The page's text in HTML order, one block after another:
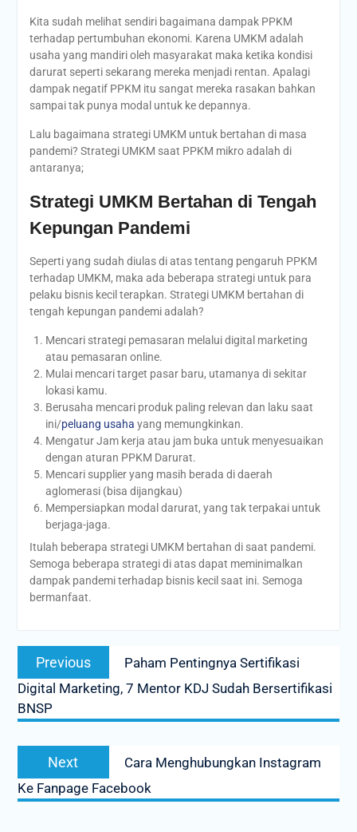
Kita sudah melihat sendiri bagaimana dampak PPKM
terhadap pertumbuhan ekonomi. Karena UMKM adalah
usaha yang mandiri oleh masyarakat maka ketika kondisi
darurat seperti sekarang mereka menjadi rentan. Apalagi
dampak negatif PPKM itu sangat mereka rasakan bahkan
sampai tak punya modal untuk ke depannya.
Lalu bagaimana strategi UMKM untuk bertahan di masa
pandemi? Strategi UMKM saat PPKM mikro adalah di
antaranya;
Strategi UMKM Bertahan di Tengah
Kepungan Pandemi
Seperti yang sudah diulas di atas tentang pengaruh PPKM
terhadap UMKM, maka ada beberapa strategi untuk para
pelaku bisnis kecil terapkan. Strategi UMKM bertahan di
tengah kepungan pandemi adalah?
Mencari strategi pemasaran melalui digital marketing
atau pemasaran online.
Mulai mencari target pasar baru, utamanya di sekitar
lokasi kamu.
Berusaha mencari produk paling relevan dan laku saat
ini/peluang usaha yang memungkinkan.
Mengatur Jam kerja atau jam buka untuk menyesuaikan
dengan aturan PPKM Darurat.
Mencari supplier yang masih berada di daerah
aglomerasi (bisa dijangkau)
Mempersiapkan modal darurat, yang tak terpakai untuk
berjaga-jaga.
Itulah beberapa strategi UMKM bertahan di saat pandemi.
Semoga beberapa strategi di atas dapat meminimalkan
dampak pandemi terhadap bisnis kecil saat ini. Semoga
bermanfaat.
Post
navigation
Previous
post:
Paham Pentingnya Sertifikasi
Digital Marketing, 7 Mentor KDJ Sudah Bersertifikasi
BNSP
Next
post:
Cara Menghubungkan Instagram
Ke Fanpage Facebook